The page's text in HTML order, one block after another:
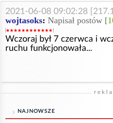
2021-06-08 09:02:28
wojtasoks: Napisał postów [
Wczoraj był 7 czerwca i
ruchu funkcjonowała...
NAJNOWSZE